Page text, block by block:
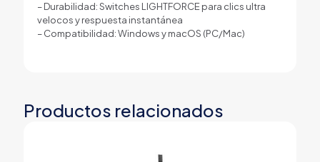
– Durabilidad: Switches LIGHTFORCE para clics ultra
velocos y respuesta instantánea
– Compatibilidad: Windows y macOS (PC/Mac)
Productos relacionados